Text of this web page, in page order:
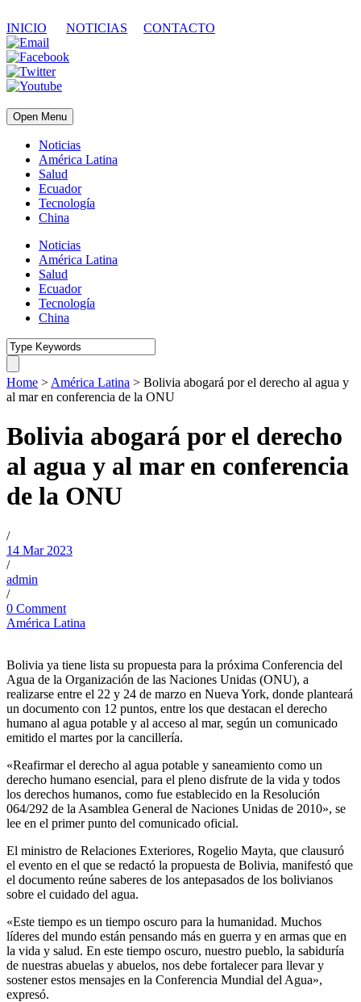
INICIO NOTICIAS CONTACTO
Open Menu
Noticias
América Latina
Salud
Ecuador
Tecnología
China
Noticias
América Latina
Salud
Ecuador
Tecnología
China
Home > América Latina > Bolivia abogará por el derecho al agua y
al mar en conferencia de la ONU
Bolivia abogará por el derecho
al agua y al mar en conferencia
de la ONU
/
14 Mar 2023
/
admin
/
0 Comment
América Latina
Bolivia ya tiene lista su propuesta para la próxima Conferencia del
Agua de la Organización de las Naciones Unidas (ONU), a
realizarse entre el 22 y 24 de marzo en Nueva York, donde planteará
un documento con 12 puntos, entre los que destacan el derecho
humano al agua potable y al acceso al mar, según un comunicado
emitido el martes por la cancillería.
«Reafirmar el derecho al agua potable y saneamiento como un
derecho humano esencial, para el pleno disfrute de la vida y todos
los derechos humanos, como fue establecido en la Resolución
064/292 de la Asamblea General de Naciones Unidas de 2010», se
lee en el primer punto del comunicado oficial.
El ministro de Relaciones Exteriores, Rogelio Mayta, que clausuró
el evento en el que se redactó la propuesta de Bolivia, manifestó que
el documento reúne saberes de los antepasados de los bolivianos
sobre el cuidado del agua.
«Este tiempo es un tiempo oscuro para la humanidad. Muchos
líderes del mundo están pensando más en guerra y en armas que en
la vida y salud. En este tiempo oscuro, nuestro pueblo, la sabiduría
de nuestras abuelas y abuelos, nos debe fortalecer para llevar y
sostener estos mensajes en la Conferencia Mundial del Agua»,
expresó.